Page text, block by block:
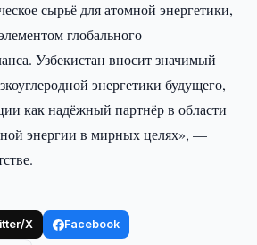
сырьё для атомной энергетики,
глобального
Узбекистан вносит значимый
энергетики будущего,
как надёжный партнёр в области
энергии в мирных целях», —
X Facebook